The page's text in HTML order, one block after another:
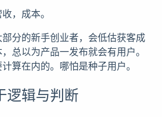
，成本。
分的新手创业者，会低估获客成
总以为产品一发布就会有用户。
算在内的。哪怕是种子用户。
逻辑与判断